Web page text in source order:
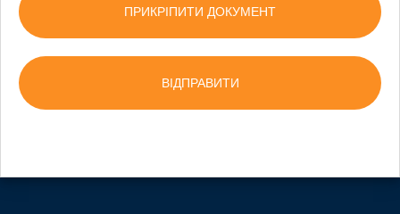
ПРИКРІПИТИ ДОКУМЕНТ